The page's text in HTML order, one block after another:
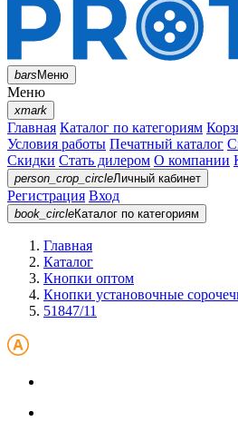
barsМеню
Меню
xmark
Главная Каталог по категориям
Условия работы Печатный каталог
Скидки Стать дилером О компании
person_crop_circleЛичный кабинет
Регистрация Вход
book_circleКаталог по категориям
Главная
Каталог
Кнопки оптом
Кнопки установочные
51847/11